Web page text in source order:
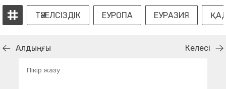
ТӘУЕЛСІЗДІК ЕУРОПА ЕУРАЗИЯ
Алдыңғы Келесі